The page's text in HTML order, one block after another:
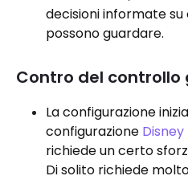
decisioni informate su
possono guardare.
Contro del controllo
La configurazione
configurazione Disney
richiede un certo
Di solito richiede